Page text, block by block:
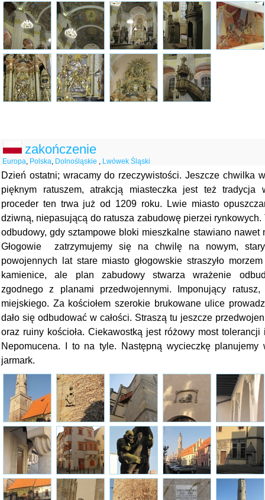
zakończenie
Europa, Polska, Dolnośląskie , Lwówek Śląski
Dzień ostatni; wracamy do rzeczywistości. Jeszcze chwilka
pięknym ratuszem, atrakcją miasteczka jest też tradycja
proceder ten trwa już od 1209 roku. Lwie miasto
dziwną, niepasującą do ratusza zabudowę pierzei rynkowych.
odbudowy, gdy sztampowe bloki mieszkalne stawiano nawet
Głogowie zatrzymujemy się na chwilę na nowym,
powojennych lat stare miasto głogowskie straszyło
kamienice, ale plan zabudowy stwarza wrażenie
zgodnego z planami przedwojennymi. Imponujący
miejskiego. Za kościołem szerokie brukowane ulice
dało się odbudować w całości. Straszą tu jeszcze
oraz ruiny kościoła. Ciekawostką jest różowy most
Nepomucena. I to na tyle. Następną wycieczkę
jarmark.